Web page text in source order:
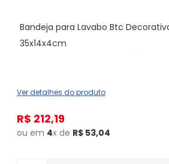
Bandeja para Lavabo Btc
35x14x4cm
Ver detalhes do produto
R$ 212,19
ou em 4x de R$ 53,04